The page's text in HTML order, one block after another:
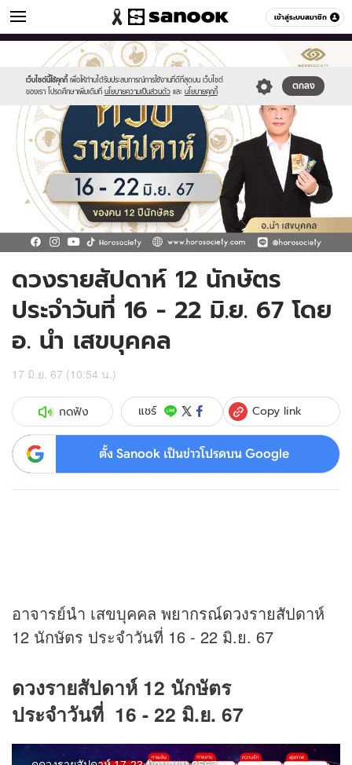
เข้าสู่ระบบสมาชิก
ดูดวง หมวดอื่นๆ
เว็บไซต์นี้ใช้คุกกี้ เพื่อให้ท่านได้รับประสบการณ์การใช้งานที่ดีที่สุดบน เว็บไซต์
ของเรา โปรดศึกษาเพิ่มเติมที่ นโยบายความเป็นส่วนตัว และ นโยบายคุกกี้
ตกลง
//s.isanook.com/sr/0/images/logo-
sanook.png
//s.isanook.com/ho/0/ud/56/282179/1_cover_s(1)
(1).jpg
ดวงรายสัปดาห์ 12 นักษัตร
ประจำวันที่ 16 - 22 มิ.ย. 67 โดย
อ. นำ เสขบุคคล
17 มิ.ย. 67 (10:54 น.)
กดฟัง แชร์ Copy link
ตั้ง Sanook เป็นข่าวโปรดบน Google
อาจารย์นำ เสขบุคคล พยากรณ์ดวงรายสัปดาห์
12 นักษัตร ประจำวันที่ 16 - 22 มิ.ย. 67
ดวงรายสัปดาห์ 12 นักษัตร
ประจำวันที่ 16 - 22 มิ.ย. 67